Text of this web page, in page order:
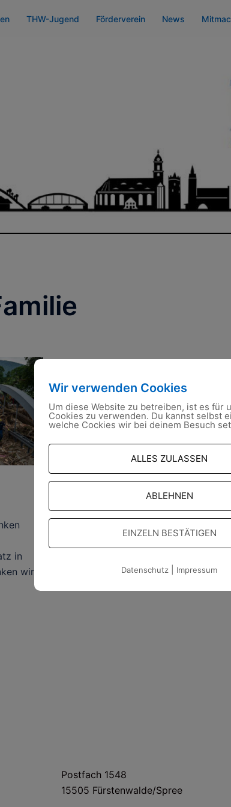
THW-Jugend Förderverein News
in
wir
Postfach 1548
15505 Fürstenwalde/Spree
Wir verwenden Cookies
Um diese Website zu betreiben, ist es für
Cookies zu verwenden. Du kannst selbst
welche Cockies wir bei deinem Besuch
ALLES ZULASSEN
ABLEHNEN
EINZELN BESTÄTIGEN
Datenschutz Impressum